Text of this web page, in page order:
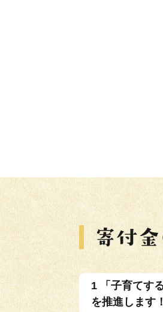
1 「子育てす
を推進します！